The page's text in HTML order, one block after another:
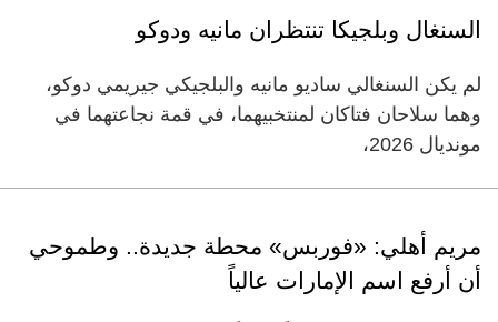
السنغال وبلجيكا تنتظران مانيه ودوكو
لم يكن السنغالي ساديو مانيه والبلجيكي جيريمي دوكو،
وهما سلاحان فتاكان لمنتخبيهما، في قمة نجاعتهما في
مونديال 2026،
مريم أهلي: «فوربس» محطة جديدة.. وطموحي
أن أرفع اسم الإمارات عالياً